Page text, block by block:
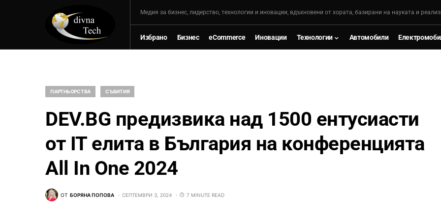
Mедия за бизнес, лидерство, технологии и иновации, вдъхновени от хората, базирани на науката и
Избрано Бизнес eCommerce Иновации Технологии Автомобили
ПАРТНЬОРСТВА СЪБИТИЯ
DEV.BG предизвика над 1500 ентусиасти
от IT елита в България на конференцията
All In One 2024
ОТ БОРЯНА ПОПОВА СЕПТЕМВРИ 3, 2024 7 MINUTE READ